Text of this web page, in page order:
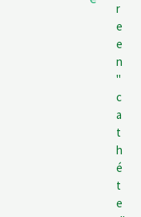
r
e
e
n
"
c
a
t
h
é
t
e